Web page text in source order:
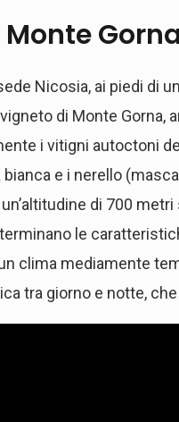
Nicosia, ai piedi di
di Monte Gorna,
i vitigni autoctoni
e i nerello
di 700
le
clima mediamente
tra giorno e notte,